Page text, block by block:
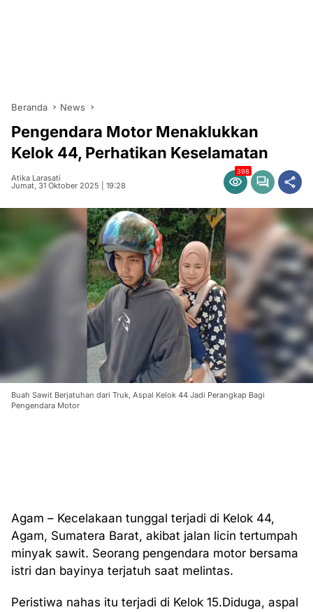
Beranda News
Pengendara Motor Menaklukkan
Kelok 44, Perhatikan Keselamatan
Atika Larasati
Jumat, 31 Oktober 2025 | 19:28
398
Buah Sawit Berjatuhan dari Truk, Aspal Kelok 44 Jadi Perangkap Bagi
Pengendara Motor
Agam – Kecelakaan tunggal terjadi di Kelok 44,
Agam, Sumatera Barat, akibat jalan licin tertumpah
minyak sawit. Seorang pengendara motor bersama
istri dan bayinya terjatuh saat melintas.
Peristiwa nahas itu terjadi di Kelok 15.Diduga, aspal